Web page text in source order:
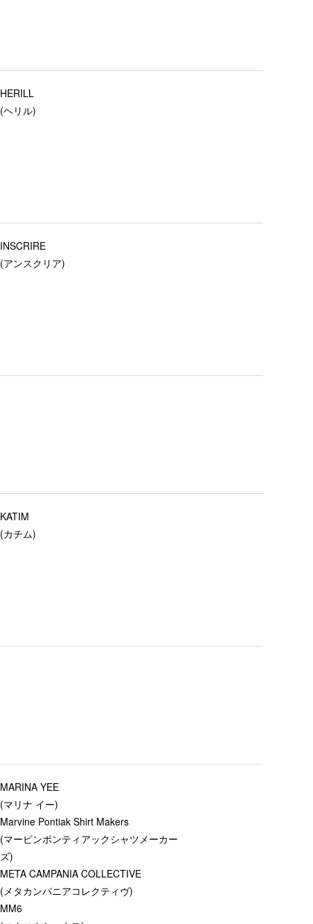
HERILL
(ヘリル)
INSCRIRE
(アンスクリア)
KATIM
(カチム)
MARINA YEE
(マリナ イー)
Marvine Pontiak Shirt Makers
(マービンポンティアックシャツメーカー
ズ)
META CAMPANIA COLLECTIVE
(メタカンパニアコレクティヴ)
MM6